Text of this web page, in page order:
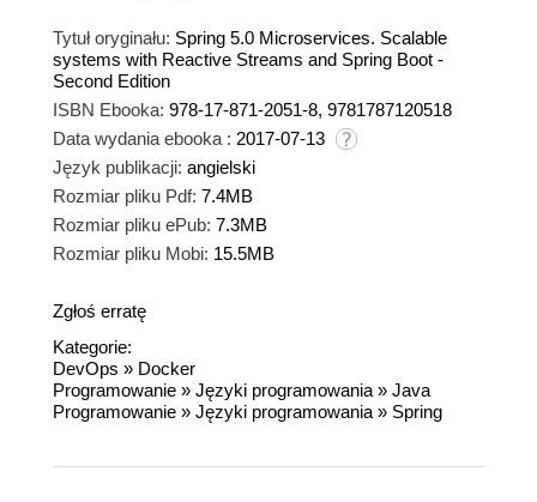
Tytuł oryginału: Spring 5.0 Microservices. Scalable
systems with Reactive Streams and Spring Boot -
Second Edition
ISBN Ebooka: 978-17-871-2051-8, 9781787120518
Data wydania ebooka : 2017-07-13
Język publikacji: angielski
Rozmiar pliku Pdf: 7.4MB
Rozmiar pliku ePub: 7.3MB
Rozmiar pliku Mobi: 15.5MB
Zgłoś erratę
Kategorie:
DevOps » Docker
Programowanie » Języki programowania » Java
Programowanie » Języki programowania » Spring